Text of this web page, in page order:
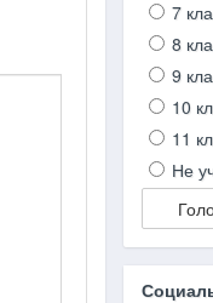
7
8
9
10
11
Не